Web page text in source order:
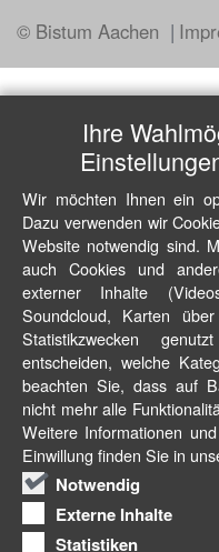
© Bistum Aachen
Ihre
Wir möchten Ihnen ein
Dazu verwenden wir
Website notwendig sind.
auch Cookies und
externer Inhalte
Soundcloud, Karten
Statistikzwecken
entscheiden, welche
beachten Sie, dass auf
nicht mehr alle
Weitere Informationen
Einwillung finden Sie in
Notwendig
Externe Inhalte
Statistiken